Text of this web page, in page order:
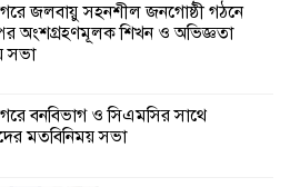
জলবায়ু সহনশীল জনগোষ্ঠী গঠনে
অংশগ্রহণমূলক শিখন ও অভিজ্ঞতা
সভা
বনবিভাগ ও সিএমসির সাথে
মতবিনিময় সভা